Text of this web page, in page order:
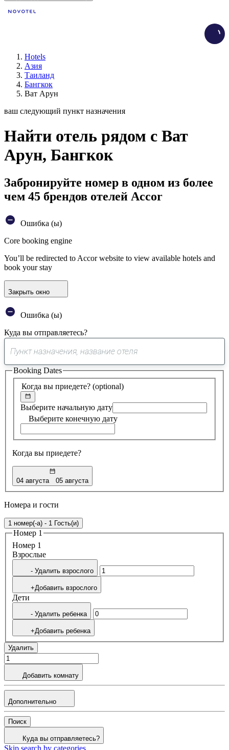
Hotels
Азия
Таиланд
Бангкок
Ват Арун
ваш следующий пункт назначения
Найти отель рядом с Ват
Арун, Бангкок
Забронируйте номер в одном из более
чем 45 брендов отелей Accor
Ошибка (ы)
Core booking engine
You’ll be redirected to Accor website to view available hotels and
book your stay
Закрыть окно
Ошибка (ы)
Куда вы отправляетесь?
0
предложение
найдено
Когда вы приедете? (optional)
Выберите начальную дату
Выберите конечную дату
Когда вы приедете?
04 августа 05 августа
Booking Dates
Номера и гости
1 номер(-а) - 1 Гость(и)
Номер 1
Номер 1
Bзрослые
- Удалить взрослого
+Добавить взрослого
Дети
- Удалить ребенка
+Добавить ребенка
Удалить
Добавить комнату
Дополнительно
Поиск
Куда вы отправляетесь?
Skip search by categories